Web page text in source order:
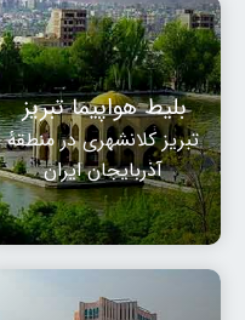
بلیط هواپیما تبریز
تبریز کلانشهری در منطقهٔ
آذربایجان ایران